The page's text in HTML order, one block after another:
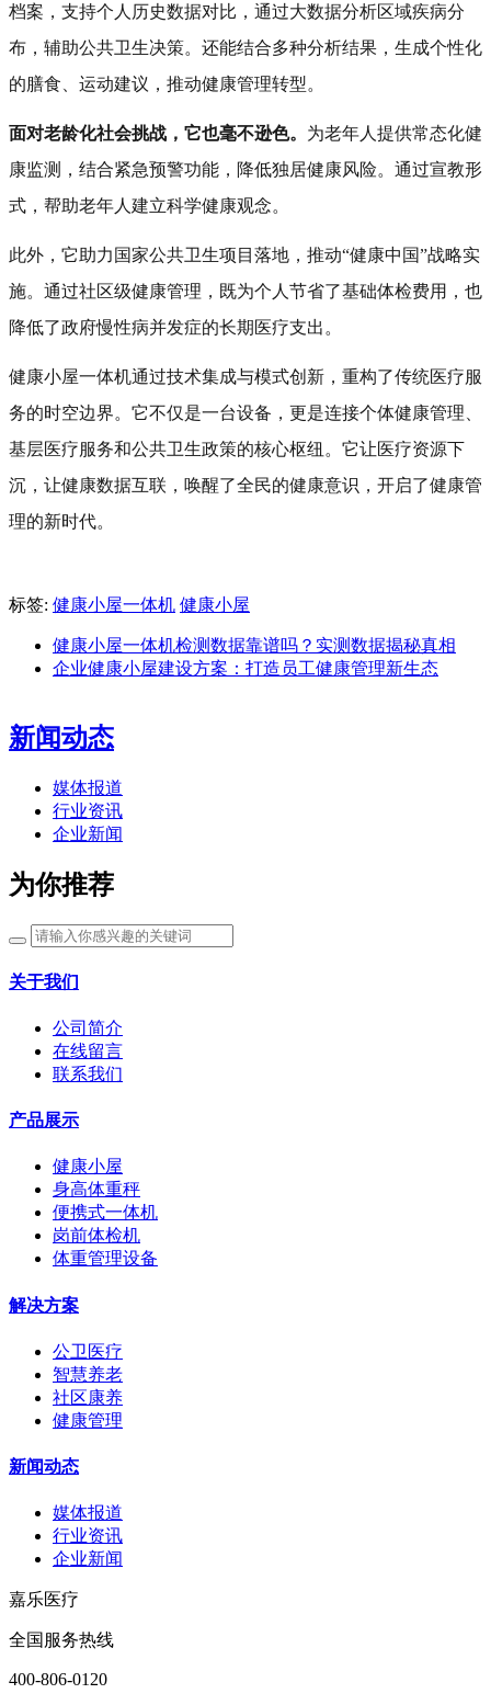
档案，支持个人历史数据对比，通过大数据分析区域疾病分
布，辅助公共卫生决策。还能结合多种分析结果，生成个性化
的膳食、运动建议，推动健康管理转型。
面对老龄化社会挑战，它也毫不逊色。 为老年人提供常态化健
康监测，结合紧急预警功能，降低独居健康风险。通过宣教形
式，帮助老年人建立科学健康观念。
此外，它助力国家公共卫生项目落地，推动“健康中国”战略实
施。通过社区级健康管理，既为个人节省了基础体检费用，也
降低了政府慢性病并发症的长期医疗支出。
健康小屋一体机通过技术集成与模式创新，重构了传统医疗服
务的时空边界。它不仅是一台设备，更是连接个体健康管理、
基层医疗服务和公共卫生政策的核心枢纽。它让医疗资源下
沉，让健康数据互联，唤醒了全民的健康意识，开启了健康管
理的新时代。
标签: 健康小屋一体机 健康小屋
健康小屋一体机检测数据靠谱吗？实测数据揭秘真相
企业健康小屋建设方案：打造员工健康管理新生态
新闻动态
媒体报道
行业资讯
企业新闻
为你推荐
关于我们
公司简介
在线留言
联系我们
产品展示
健康小屋
身高体重秤
便携式一体机
岗前体检机
体重管理设备
解决方案
公卫医疗
智慧养老
社区康养
健康管理
新闻动态
媒体报道
行业资讯
企业新闻
嘉乐医疗
全国服务热线
400-806-0120